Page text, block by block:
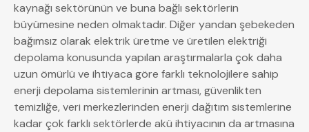
kaynağı sektörünün ve buna bağlı sektörlerin
büyümesine neden olmaktadır. Diğer yandan şebekeden
bağımsız olarak elektrik üretme ve üretilen elektriği
depolama konusunda yapılan araştırmalarla çok daha
uzun ömürlü ve ihtiyaca göre farklı teknolojilere sahip
enerji depolama sistemlerinin artması, güvenlikten
temizliğe, veri merkezlerinden enerji dağıtım sistemlerine
kadar çok farklı sektörlerde akü ihtiyacının da artmasına